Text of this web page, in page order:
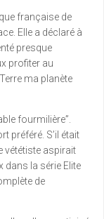
française de
Elle a déclaré à
presque
profiter au
ma planète
fourmilière”.
préféré. S’il était
vététiste aspirait
la série Elite
de